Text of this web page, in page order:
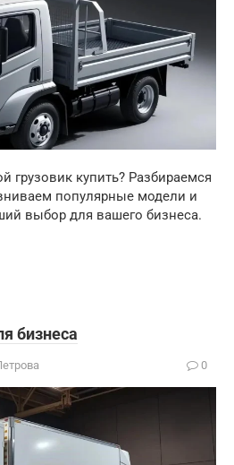
грузовик купить? Разбираемся
популярные модели и
выбор для вашего бизнеса.
бизнеса
0